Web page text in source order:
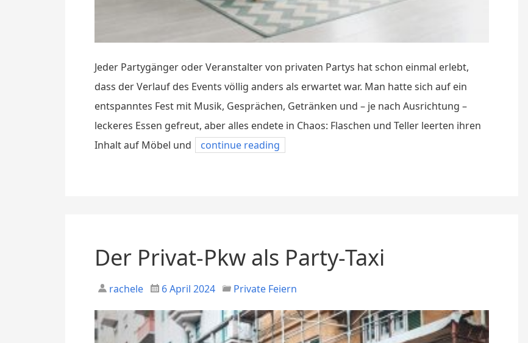
Jeder Partygänger oder Veranstalter von privaten Partys hat schon einmal erlebt,
dass der Verlauf des Events völlig anders als erwartet war. Man hatte sich auf ein
entspanntes Fest mit Musik, Gesprächen, Getränken und – je nach Ausrichtung –
leckeres Essen gefreut, aber alles endete in Chaos: Flaschen und Teller leerten ihren
Inhalt auf Möbel und
continue reading
Der Privat-Pkw als Party-Taxi
rachele 6 April 2024 Private Feiern